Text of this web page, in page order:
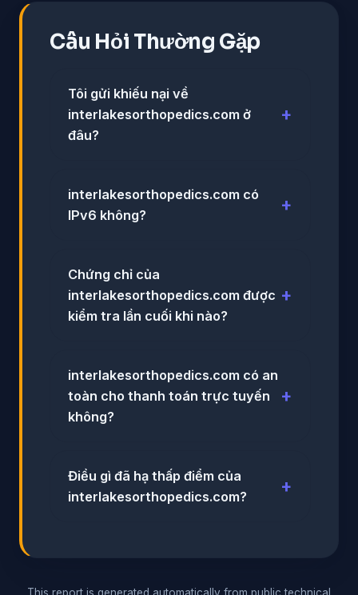
Câu Hỏi Thường Gặp
Tôi gửi khiếu nại về
interlakesorthopedics.com ở
đâu?
interlakesorthopedics.com có
IPv6 không?
Chứng chỉ của
interlakesorthopedics.com được
kiểm tra lần cuối khi nào?
interlakesorthopedics.com có an
toàn cho thanh toán trực tuyến
không?
Điều gì đã hạ thấp điểm của
interlakesorthopedics.com?
This report is generated automatically from public technical